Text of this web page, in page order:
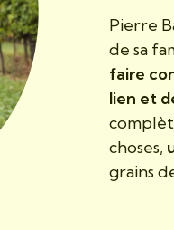
Pierre
de sa
faire
lien et
choses,
grains